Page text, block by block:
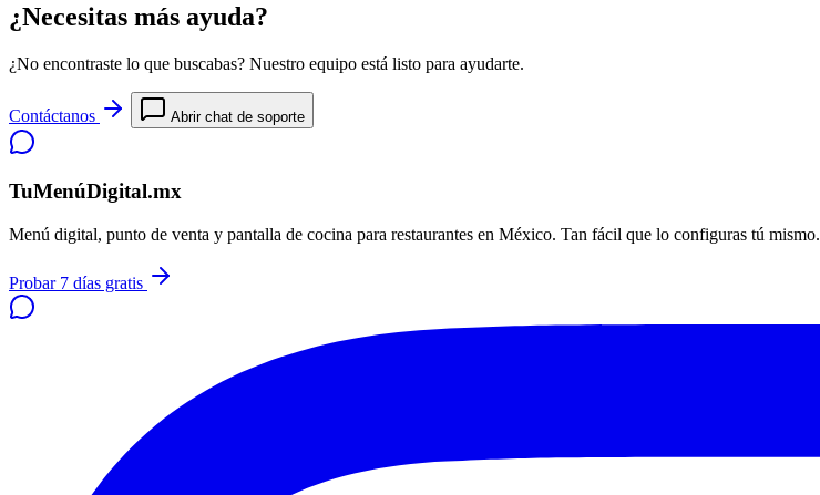
¿Necesitas más ayuda?
¿No encontraste lo que buscabas? Nuestro equipo está listo para ayudarte.
Contáctanos Abrir chat de soporte
TuMenúDigital.mx
Menú digital, punto de venta y pantalla de cocina para restaurantes en México. Tan fácil que lo configuras tú mismo.
Probar 7 días gratis